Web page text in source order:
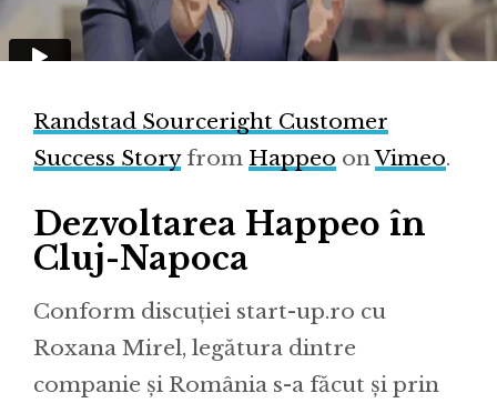
Randstad Sourceright Customer
Success Storyfrom Happeo onVimeo.
Dezvoltarea Happeo în
Cluj-Napoca
Conform discuției start-up.ro cu
Roxana Mirel, legătura dintre
companie și România s-a făcut și prin